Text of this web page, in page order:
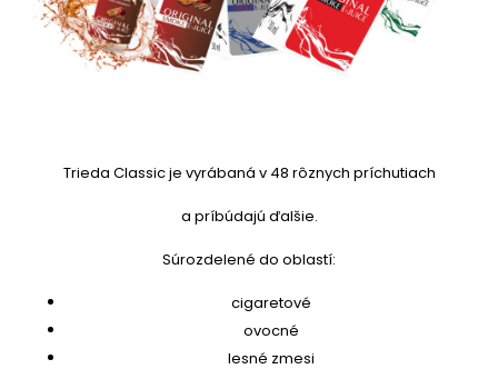
Trieda Classic je vyrábaná v 48 rôznych príchutiach
a príbúdajú ďalšie.
Súrozdelené do oblastí:
cigaretové
ovocné
lesné zmesi